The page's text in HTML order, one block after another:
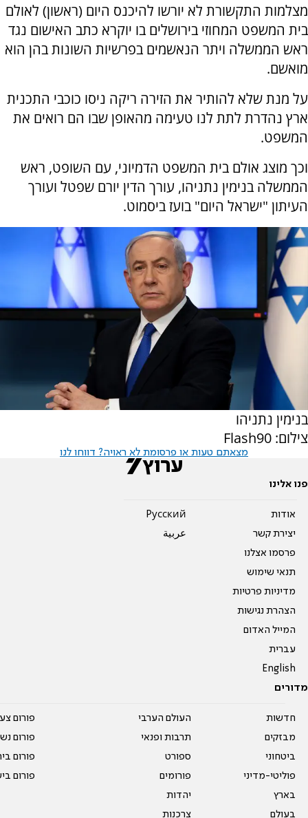
מצלמות התקשורת לא יורשו להיכנס היום (ראשון) לאולם
בית המשפט המחוזי בירושלים בו יוקרא כתב האישום נגד
ראש הממשלה ויתר הנאשמים בפרשיות השונות בהן הוא
מואשם.
על מנת שלא להותיר את הזירה ריקה ניסו כוכבי התכנית
ארץ נהדרת לתת לנו טעימה מהאופן שבו הם רואים את
המשפט.
וכך מוצג אולם בית המשפט הדמיוני, עם השופט, ראש
הממשלה בנימין נתניהו, עורך הדין יורם שפטל ועורך
העיתון "ישראל היום" בועז ביסמוט.
בנימין נתניהו
צילום: Flash90
מצאתם טעות או פרסומת לא ראויה? דווחו לנו
פנו אלינו
אודות
יצירת קשר
פרסמו אצלנו
תנאי שימוש
מדיניות פרטיות
הצהרת נגישות
המייל האדום
עברית
English
Pусский
عربية
מדורים
חדשות
מבזקים
ביטחוני
פוליטי-מדיני
בארץ
בעולם
העולם הערבי
תרבות ופנאי
ספורט
פורומים
יהדות
צרכנות
פורום
פורום
פורום
פורום